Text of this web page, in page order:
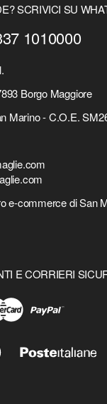
SCRIVICI SU
1010000
Borgo Maggiore
Marino - C.O.E.
e-commerce di San
E CORRIERI